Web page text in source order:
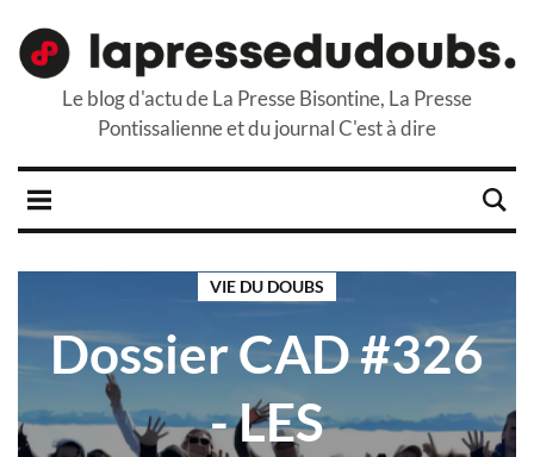
Le blog d'actu de La Presse Bisontine, La Presse
Pontissalienne et du journal C'est à dire
VIE DU DOUBS
Dossier CAD #326
- LES